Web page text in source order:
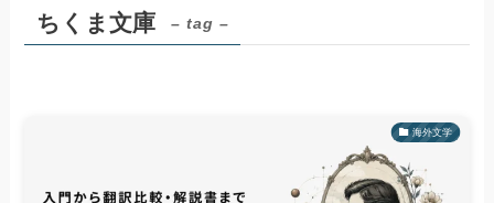
ちくま文庫 – tag –
海外文学